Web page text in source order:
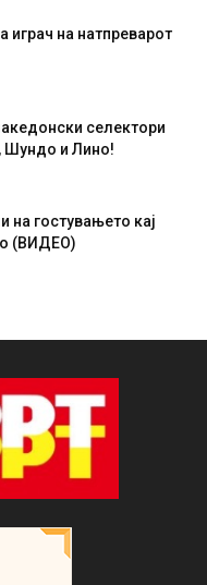
играч на натпреварот
селектори
Шундо и Лино!
на гостувањето кај
(ВИДЕО)